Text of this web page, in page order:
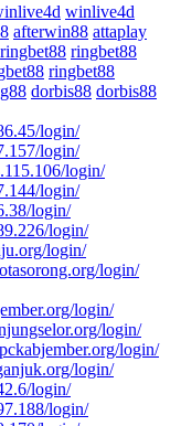
winlive4d
afterwin88 attaplay
ringbet88 ringbet88
ringbet88
dorbis88 dorbis88
login/
login/
login/
login/
login/
login/
login/
login/
login/
login/
login/
login/
login/
login/